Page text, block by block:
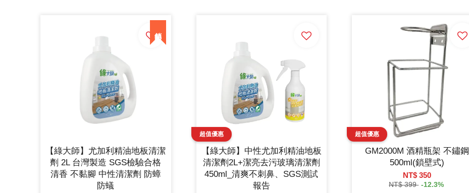
【綠大師】尤加利精油地板清潔
劑 2L 台灣製造 SGS檢驗合格
清香 不黏腳 中性清潔劑 防蟑
防蟻
【綠大師】中性尤加利精油地板
清潔劑2L+潔亮去污玻璃清潔劑
450ml_清爽不刺鼻、SGS測試
報告
GM2000M 酒精瓶架 不鏽鋼
500ml(鎖壁式)
NT$ 350
NT$ 399 -12.3%